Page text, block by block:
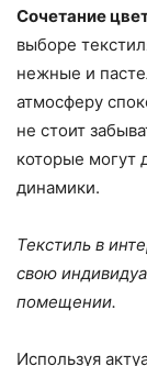
Сочетание
выборе
нежные и
атмосферу
не стоит
которые могут
динамики.
Текстиль в
свою
помещении.
Используя